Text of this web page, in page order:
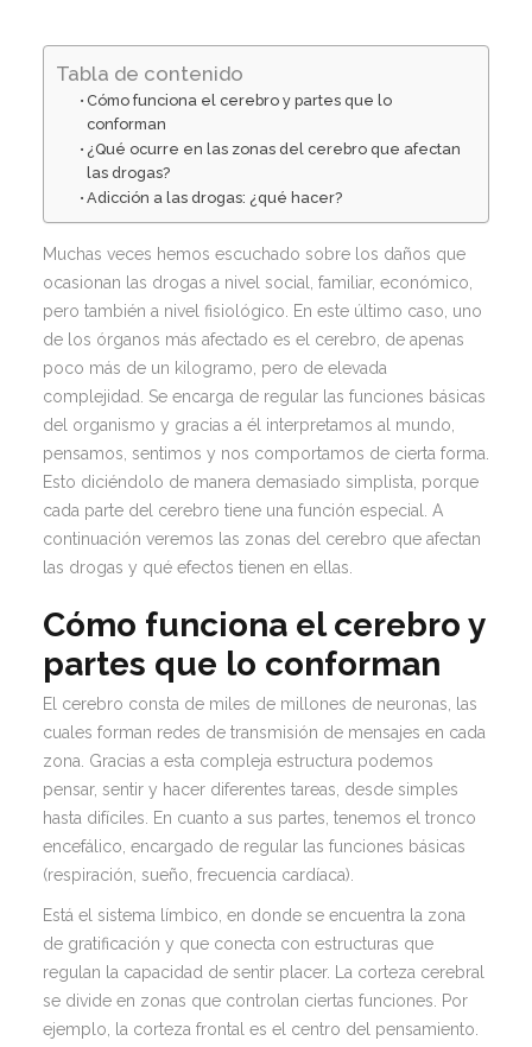
Tabla de contenido
Cómo funciona el cerebro y partes que lo
conforman
¿Qué ocurre en las zonas del cerebro que afectan
las drogas?
Adicción a las drogas: ¿qué hacer?
Muchas veces hemos escuchado sobre los daños que
ocasionan las drogas a nivel social, familiar, económico,
pero también a nivel fisiológico. En este último caso, uno
de los órganos más afectado es el cerebro, de apenas
poco más de un kilogramo, pero de elevada
complejidad. Se encarga de regular las funciones básicas
del organismo y gracias a él interpretamos al mundo,
pensamos, sentimos y nos comportamos de cierta forma.
Esto diciéndolo de manera demasiado simplista, porque
cada parte del cerebro tiene una función especial. A
continuación veremos las zonas del cerebro que afectan
las drogas y qué efectos tienen en ellas.
Cómo funciona el cerebro y
partes que lo conforman
El cerebro consta de miles de millones de neuronas, las
cuales forman redes de transmisión de mensajes en cada
zona. Gracias a esta compleja estructura podemos
pensar, sentir y hacer diferentes tareas, desde simples
hasta difíciles. En cuanto a sus partes, tenemos el tronco
encefálico, encargado de regular las funciones básicas
(respiración, sueño, frecuencia cardíaca).
Está el sistema límbico, en donde se encuentra la zona
de gratificación y que conecta con estructuras que
regulan la capacidad de sentir placer. La corteza cerebral
se divide en zonas que controlan ciertas funciones. Por
ejemplo, la corteza frontal es el centro del pensamiento.